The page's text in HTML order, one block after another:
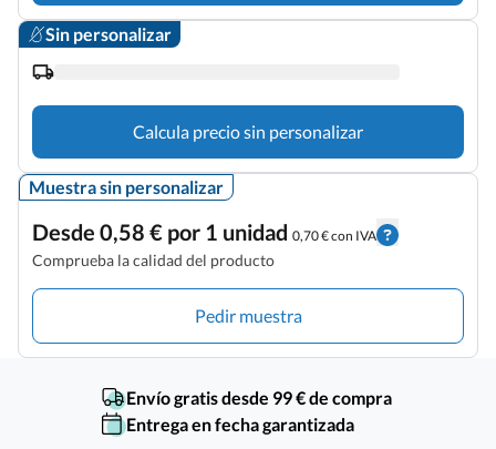
Sin personalizar
Calcula precio sin personalizar
Muestra sin personalizar
Desde 0,58 € por 1 unidad 0,70 € con IVA
Comprueba la calidad del producto
Pedir muestra
Envío gratis desde 99 € de compra
Entrega en fecha garantizada